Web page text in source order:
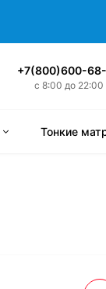
+7(800)600-
с 8:00 до 22:00
Тонкие